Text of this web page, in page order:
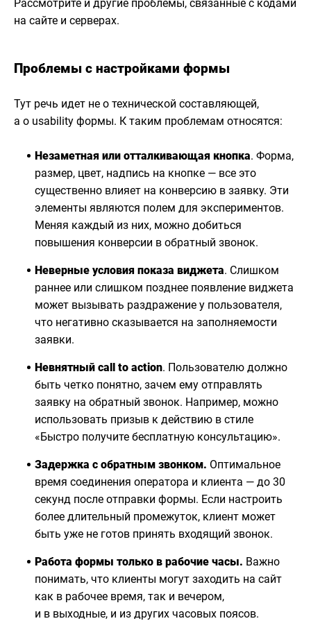
Рассмотрите и другие проблемы, связанные с кодами
на сайте и серверах.
Проблемы с настройками формы
Тут речь идет не о технической составляющей,
а о usability формы. К таким проблемам относятся:
Незаметная или отталкивающая кнопка. Форма,
размер, цвет, надпись на кнопке — все это
существенно влияет на конверсию в заявку. Эти
элементы являются полем для экспериментов.
Меняя каждый из них, можно добиться
повышения конверсии в обратный звонок.
Неверные условия показа виджета. Слишком
раннее или слишком позднее появление виджета
может вызывать раздражение у пользователя,
что негативно сказывается на заполняемости
заявки.
Невнятный call to action. Пользователю должно
быть четко понятно, зачем ему отправлять
заявку на обратный звонок. Например, можно
использовать призыв к действию в стиле
«Быстро получите бесплатную консультацию».
Задержка с обратным звонком. Оптимальное
время соединения оператора и клиента — до 30
секунд после отправки формы. Если настроить
более длительный промежуток, клиент может
быть уже не готов принять входящий звонок.
Работа формы только в рабочие часы. Важно
понимать, что клиенты могут заходить на сайт
как в рабочее время, так и вечером,
и в выходные, и из других часовых поясов.